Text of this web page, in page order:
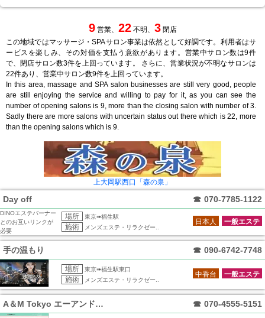
9営業、 22不明、 3閉店
この地域ではマッサージ・SPAサロン事業は依然として好調です。利用者はサ
ービスを楽しみ、その対価を支払う意欲があります。営業中サロン数は9件
で、閉店サロン数3件を上回っています。 さらに、営業状況が不明なサロンは
22件あり、営業中サロン数9件を上回っています。
In this area, massage and SPA salon businesses are still very good, people
are still enjoying the service and willing to pay for it, as you can see the
number of opening salons is 9, more than the closing salon with number of 3.
Sadly there are more salons with uncertain status out there which is 22, more
than the opening salons which is 9.
上大岡駅西口「森の泉」
Day off ☎ 070-7785-1122
DINOエステバーナー
とのお互いリンクが
必要
場所 東京➠福生駅
施術 メンズエステ・リラクゼー..
一般エステ
日本人
手の温もり ☎ 090-6742-7748
場所 東京➠福生駅東口
施術 メンズエステ・リラクゼー..
一般エステ
中香台
A＆M Tokyo エーアンドエムトーキ ☎ 070-4555-5151